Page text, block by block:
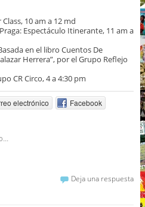
10 am a 12 md
Espectáculo Itinerante, 11 am a
en el libro Cuentos De
Herrera”, por el Grupo Reflejo
CR Circo, 4 a 4:30 pm
electrónico
Facebook
Deja una respuesta